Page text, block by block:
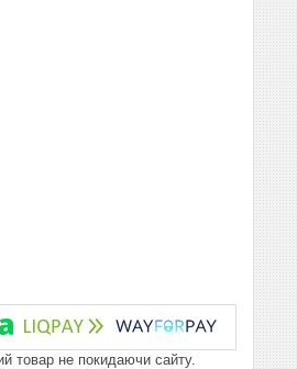
товар не покидаючи сайту.